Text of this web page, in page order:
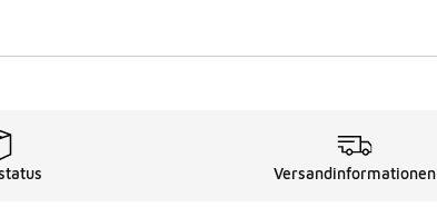
Versandinformationen